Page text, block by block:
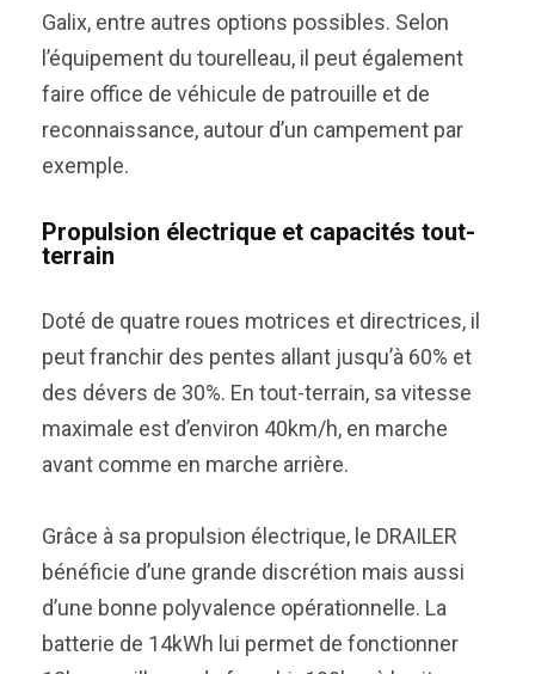
Galix, entre autres options possibles. Selon
l’équipement du tourelleau, il peut également
faire office de véhicule de patrouille et de
reconnaissance, autour d’un campement par
exemple.
Propulsion électrique et capacités tout-
terrain
Doté de quatre roues motrices et directrices, il
peut franchir des pentes allant jusqu’à 60% et
des dévers de 30%. En tout-terrain, sa vitesse
maximale est d’environ 40km/h, en marche
avant comme en marche arrière.
Grâce à sa propulsion électrique, le DRAILER
bénéficie d’une grande discrétion mais aussi
d’une bonne polyvalence opérationnelle. La
batterie de 14kWh lui permet de fonctionner